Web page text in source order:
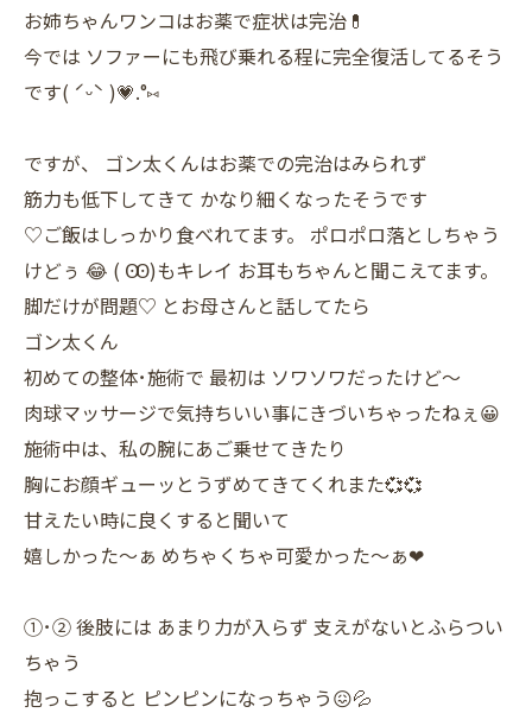
お姉ちゃんワンコはお薬で症状は完治💊
今では ソファーにも飛び乗れる程に完全復活してるそう
です( ˊᵕˋ )💗.°⑅
ですが、 ゴン太くんはお薬での完治はみられず
筋力も低下してきて かなり細くなったそうです
♡ご飯はしっかり食べれてます。 ポロポロ落としちゃう
けどぅ 😂 ( Ꙭ)もキレイ お耳もちゃんと聞こえてます。
脚だけが問題♡ とお母さんと話してたら
ゴン太くん
初めての整体･施術で 最初は ソワソワだったけど～
肉球マッサージで気持ちいい事にきづいちゃったねぇ😀
施術中は、私の腕にあご乗せてきたり
胸にお顔ギューッとうずめてきてくれまた💞💞
甘えたい時に良くすると聞いて
嬉しかった〜ぁ めちゃくちゃ可愛かった〜ぁ❤
①･② 後肢には あまり力が入らず 支えがないとふらつい
ちゃう
抱っこすると ピンピンになっちゃう😖💦